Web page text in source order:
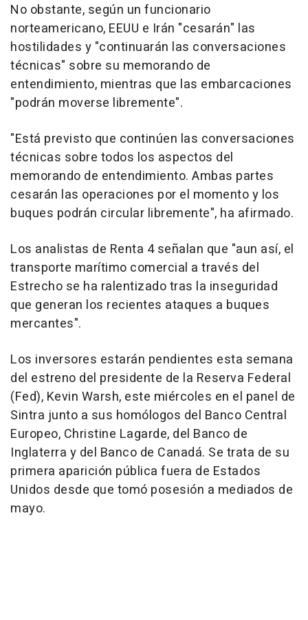
No obstante, según un funcionario
norteamericano, EEUU e Irán "cesarán" las
hostilidades y "continuarán las conversaciones
técnicas" sobre su memorando de
entendimiento, mientras que las embarcaciones
"podrán moverse libremente".
"Está previsto que continúen las conversaciones
técnicas sobre todos los aspectos del
memorando de entendimiento. Ambas partes
cesarán las operaciones por el momento y los
buques podrán circular libremente", ha afirmado.
Los analistas de Renta 4 señalan que "aun así, el
transporte marítimo comercial a través del
Estrecho se ha ralentizado tras la inseguridad
que generan los recientes ataques a buques
mercantes".
Los inversores estarán pendientes esta semana
del estreno del presidente de la Reserva Federal
(Fed), Kevin Warsh, este miércoles en el panel de
Sintra junto a sus homólogos del Banco Central
Europeo, Christine Lagarde, del Banco de
Inglaterra y del Banco de Canadá. Se trata de su
primera aparición pública fuera de Estados
Unidos desde que tomó posesión a mediados de
mayo.